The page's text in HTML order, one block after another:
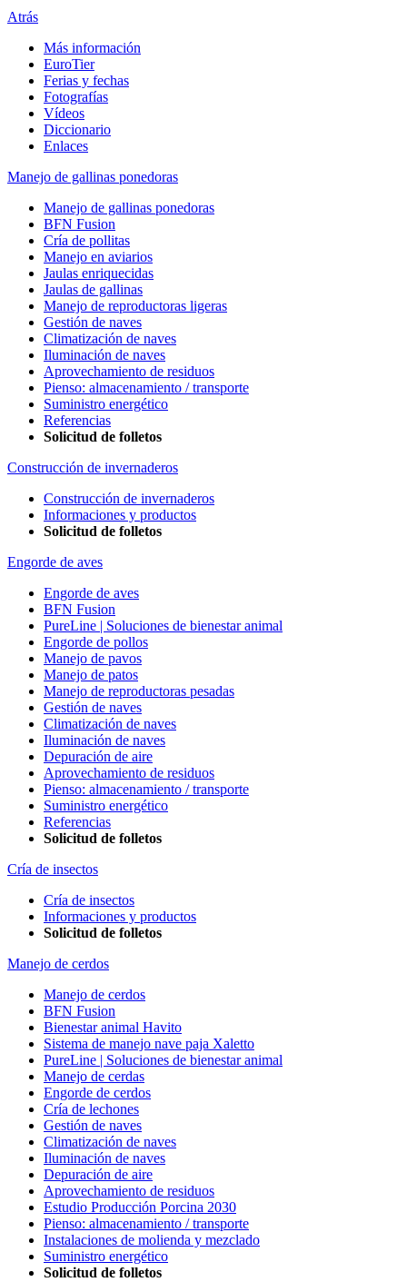
Atrás
Más información
EuroTier
Ferias y fechas
Fotografías
Vídeos
Diccionario
Enlaces
Manejo de gallinas ponedoras
Manejo de gallinas ponedoras
BFN Fusion
Cría de pollitas
Manejo en aviarios
Jaulas enriquecidas
Jaulas de gallinas
Manejo de reproductoras ligeras
Gestión de naves
Climatización de naves
Iluminación de naves
Aprovechamiento de residuos
Pienso: almacenamiento / transporte
Suministro energético
Referencias
Solicitud de folletos
Construcción de invernaderos
Construcción de invernaderos
Informaciones y productos
Solicitud de folletos
Engorde de aves
Engorde de aves
BFN Fusion
PureLine | Soluciones de bienestar animal
Engorde de pollos
Manejo de pavos
Manejo de patos
Manejo de reproductoras pesadas
Gestión de naves
Climatización de naves
Iluminación de naves
Depuración de aire
Aprovechamiento de residuos
Pienso: almacenamiento / transporte
Suministro energético
Referencias
Solicitud de folletos
Cría de insectos
Cría de insectos
Informaciones y productos
Solicitud de folletos
Manejo de cerdos
Manejo de cerdos
BFN Fusion
Bienestar animal Havito
Sistema de manejo nave paja Xaletto
PureLine | Soluciones de bienestar animal
Manejo de cerdas
Engorde de cerdos
Cría de lechones
Gestión de naves
Climatización de naves
Iluminación de naves
Depuración de aire
Aprovechamiento de residuos
Estudio Producción Porcina 2030
Pienso: almacenamiento / transporte
Instalaciones de molienda y mezclado
Suministro energético
Solicitud de folletos